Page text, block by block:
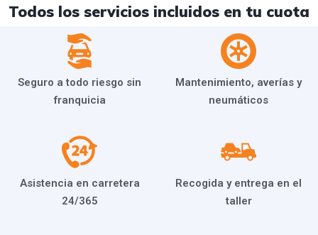
Todos los servicios incluidos en tu cuota
Seguro a todo riesgo sin
franquicia
Mantenimiento, averías y
neumáticos
Asistencia en carretera
24/365
Recogida y entrega en el
taller